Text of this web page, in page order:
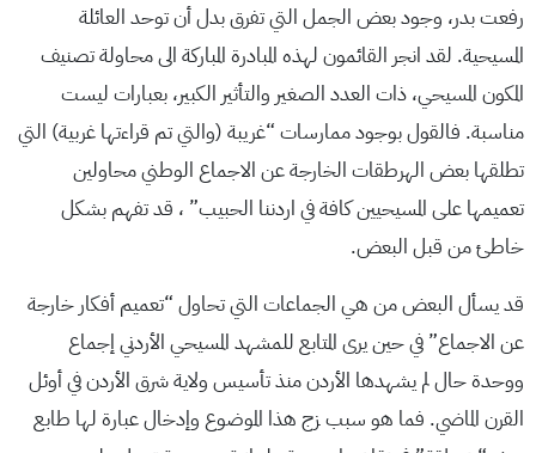
رفعت بدر، وجود بعض الجمل التي تفرق بدل أن توحد العائلة
المسيحية. لقد انجر القائمون لهذه المبادرة المباركة الى محاولة تصنيف
المكون المسيحي، ذات العدد الصغير والتأثير الكبير، بعبارات ليست
مناسبة. فالقول بوجود ممارسات “غريبة (والتي تم قراءتها غربية) التي
تطلقها بعض الهرطقات الخارجة عن الاجماع الوطني محاولين
تعميمها على المسيحيين كافة في اردننا الحبيب” ، قد تفهم بشكل
خاطئ من قبل البعض.
قد يسأل البعض من هي الجماعات التي تحاول “تعميم أفكار خارجة
عن الاجماع” في حين يرى المتابع للمشهد المسيحي الأردني إجماع
ووحدة حال لم يشهدها الأردن منذ تأسيس ولاية شرق الأردن في أوئل
القرن الماضي. فما هو سبب زج هذا الموضوع وإدخال عبارة لها طابع